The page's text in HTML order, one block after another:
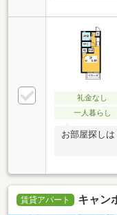
礼金なし
一人暮らし
お部屋探しは
賃貸アパート キャン